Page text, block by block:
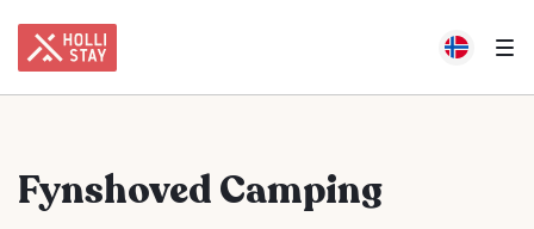
Fynshoved Camping